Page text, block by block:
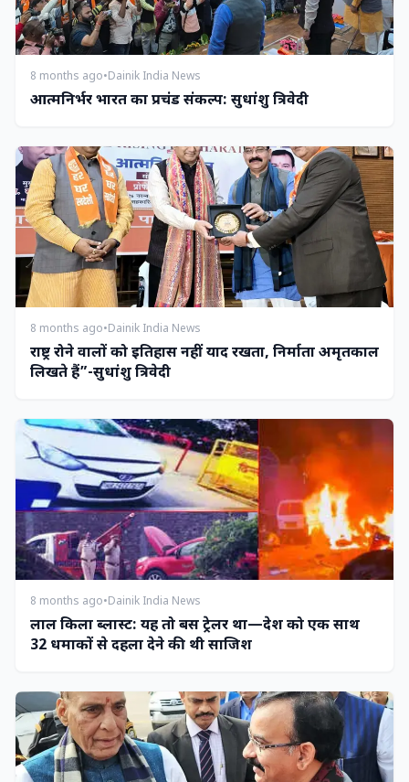
8 months ago•Dainik India News
आत्मनिर्भर भारत का प्रचंड संकल्प: सुधांशु त्रिवेदी
8 months ago•Dainik India News
राष्ट्र रोने वालों को इतिहास नहीं याद रखता, निर्माता अमृतकाल
लिखते हैं”-सुधांशु त्रिवेदी
8 months ago•Dainik India News
लाल किला ब्लास्ट: यह तो बस ट्रेलर था—देश को एक साथ
32 धमाकों से दहला देने की थी साजिश